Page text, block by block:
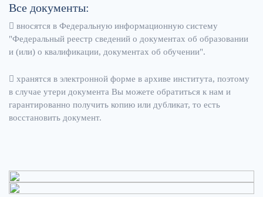
Все документы:
вносятся в Федеральную информационную систему
"Федеральный реестр сведений о документах об образовании
и (или) о квалификации, документах об обучении".
хранятся в электронной форме в архиве института, поэтому
в случае утери документа Вы можете обратиться к нам и
гарантированно получить копию или дубликат, то есть
восстановить документ.